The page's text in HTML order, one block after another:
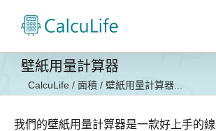
壁紙用量計算器
CalcuLife / 面積 / 壁紙用量計算器...
我們的壁紙用量計算器是一款好上手的